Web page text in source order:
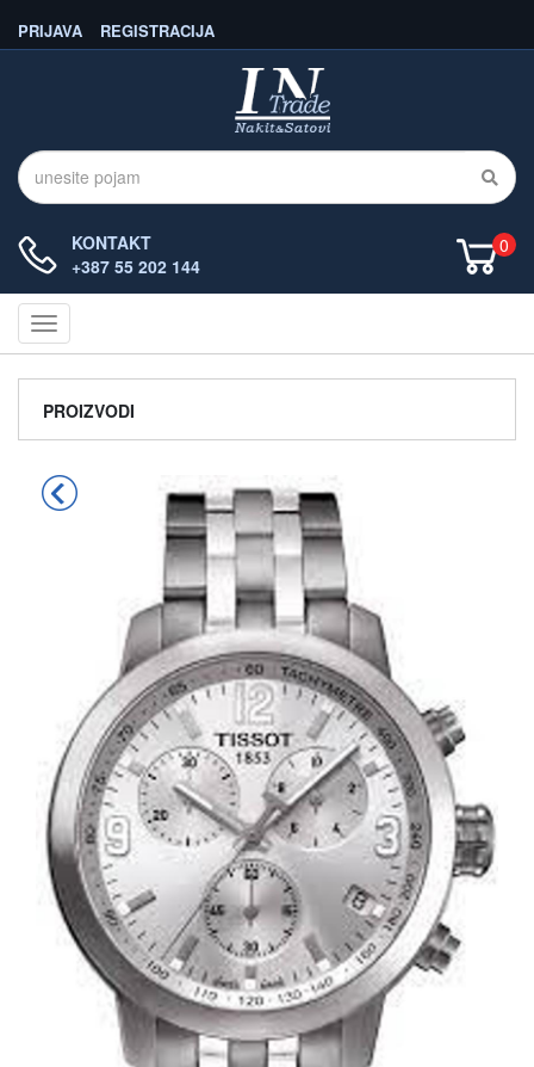
REGISTRACIJA
PRIJAVA
KONTAKT
+387 55 202 144
0
Navigacija
PROIZVODI